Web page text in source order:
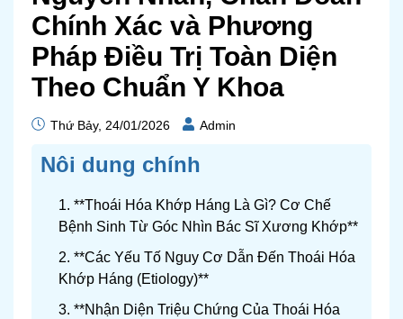
Chính Xác và Phương
Pháp Điều Trị Toàn Diện
Theo Chuẩn Y Khoa
Thứ Bảy, 24/01/2026 Admin
Nôi dung chính
1. **Thoái Hóa Khớp Háng Là Gì? Cơ Chế
Bệnh Sinh Từ Góc Nhìn Bác Sĩ Xương Khớp**
2. **Các Yếu Tố Nguy Cơ Dẫn Đến Thoái Hóa
Khớp Háng (Etiology)**
3. **Nhận Diện Triệu Chứng Của Thoái Hóa